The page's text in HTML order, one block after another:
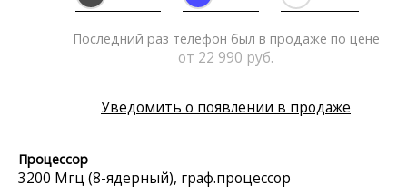
Последний раз телефон был в продаже по цене
от 22 990 руб.
Уведомить о появлении в продаже
Процессор
3200 Мгц (8-ядерный), граф.процессор